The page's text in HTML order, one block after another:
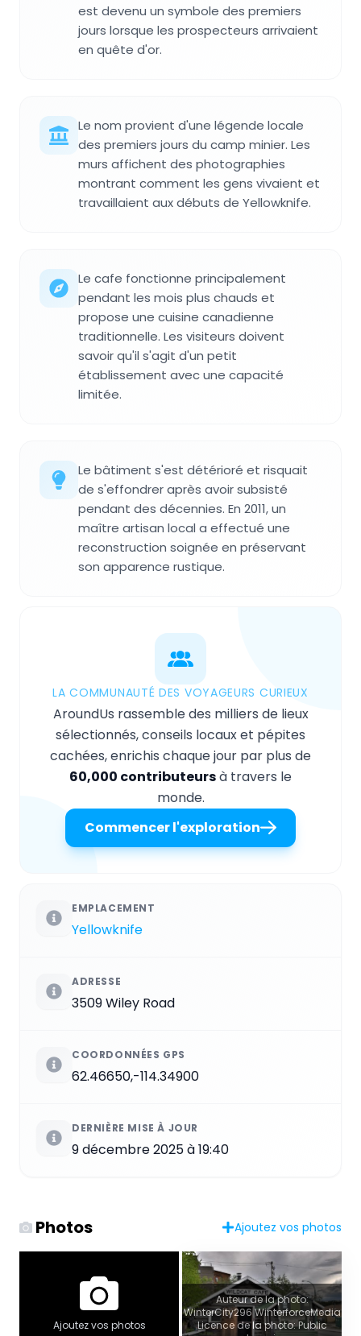
est devenu un symbole des premiers
jours lorsque les prospecteurs arrivaient
en quête d'or.
Le nom provient d'une légende locale
des premiers jours du camp minier. Les
murs affichent des photographies
montrant comment les gens vivaient et
travaillaient aux débuts de Yellowknife.
Le cafe fonctionne principalement
pendant les mois plus chauds et
propose une cuisine canadienne
traditionnelle. Les visiteurs doivent
savoir qu'il s'agit d'un petit
établissement avec une capacité
limitée.
Le bâtiment s'est détérioré et risquait
de s'effondrer après avoir subsisté
pendant des décennies. En 2011, un
maître artisan local a effectué une
reconstruction soignée en préservant
son apparence rustique.
LA COMMUNAUTÉ DES VOYAGEURS CURIEUX
AroundUs rassemble des milliers de lieux
sélectionnés, conseils locaux et pépites
cachées, enrichis chaque jour par plus de
60,000 contributeursà travers le
monde.
Commencer l'exploration
EMPLACEMENT
Yellowknife
ADRESSE
3509 Wiley Road
COORDONNÉES GPS
62.46650,-114.34900
DERNIÈRE MISE À JOUR
9 décembre 2025 à 19:40
Photos Ajoutez vos photos
Ajoutez vos photos
Auteur de la photo:
WinterCity296 WinterforceMedia
Licence de la photo: Public